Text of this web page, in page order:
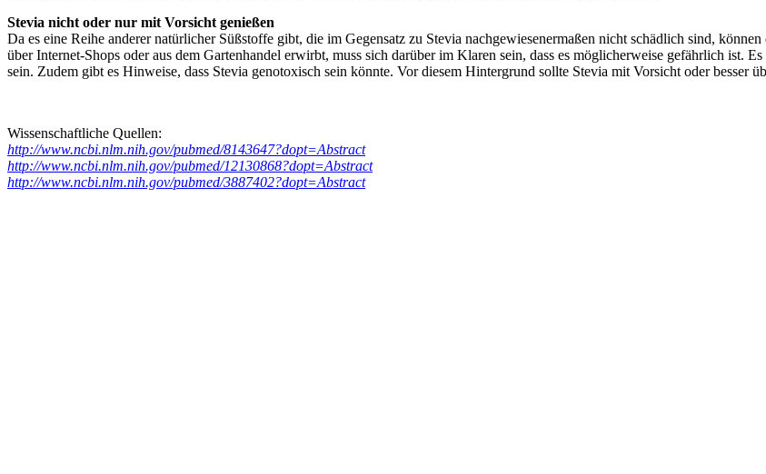
Stevia nicht oder nur mit Vorsicht genießen
Da es eine Reihe anderer natürlicher Süßstoffe gibt, die im Gegensatz zu Stevia nachgewiesenermaßen nicht schädlich sind,
über Internet-Shops oder aus dem Gartenhandel erwirbt, muss sich darüber im Klaren sein, dass es möglicherweise gefährlich ist.
sein. Zudem gibt es Hinweise, dass Stevia genotoxisch sein könnte. Vor diesem Hintergrund sollte Stevia mit Vorsicht oder besser
Wissenschaftliche Quellen:
http://www.ncbi.nlm.nih.gov/pubmed/8143647?dopt=Abstract
http://www.ncbi.nlm.nih.gov/pubmed/12130868?dopt=Abstract
http://www.ncbi.nlm.nih.gov/pubmed/3887402?dopt=Abstract